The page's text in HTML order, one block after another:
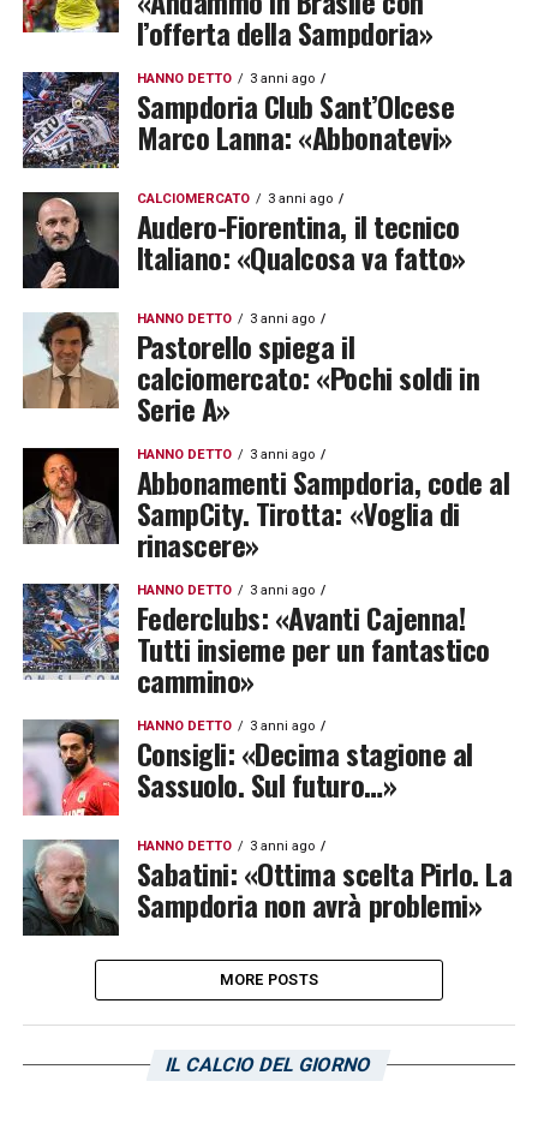
l’offerta della Sampdoria»
HANNO DETTO 3 anni ago
Sampdoria Club Sant’Olcese
Marco Lanna: «Abbonatevi»
CALCIOMERCATO 3 anni ago
Audero-Fiorentina, il tecnico
Italiano: «Qualcosa va fatto»
HANNO DETTO 3 anni ago
Pastorello spiega il
calciomercato: «Pochi soldi in
Serie A»
HANNO DETTO 3 anni ago
Abbonamenti Sampdoria, code al
SampCity. Tirotta: «Voglia di
rinascere»
HANNO DETTO 3 anni ago
Federclubs: «Avanti Cajenna!
Tutti insieme per un fantastico
cammino»
HANNO DETTO 3 anni ago
Consigli: «Decima stagione al
Sassuolo. Sul futuro…»
HANNO DETTO 3 anni ago
Sabatini: «Ottima scelta Pirlo. La
Sampdoria non avrà problemi»
MORE POSTS
IL CALCIO DEL GIORNO